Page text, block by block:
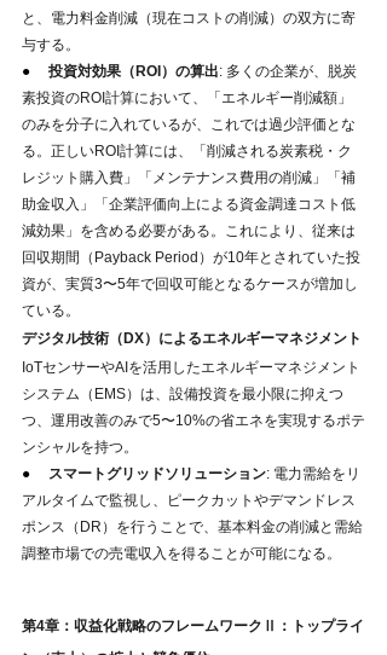
と、電力料金削減（現在コストの削減）の双方に寄
与する。
● 投資対効果（ROI）の算出: 多くの企業が、脱炭
素投資のROI計算において、「エネルギー削減額」
のみを分子に入れているが、これでは過少評価とな
る。正しいROI計算には、「削減される炭素税・ク
レジット購入費」「メンテナンス費用の削減」「補
助金収入」「企業評価向上による資金調達コスト低
減効果」を含める必要がある。これにより、従来は
回収期間（Payback Period）が10年とされていた投
資が、実質3〜5年で回収可能となるケースが増加し
ている。
デジタル技術（DX）によるエネルギーマネジメント
IoTセンサーやAIを活用したエネルギーマネジメント
システム（EMS）は、設備投資を最小限に抑えつ
つ、運用改善のみで5〜10%の省エネを実現するポテ
ンシャルを持つ。
●
スマートグリッドソリューション: 電力需給をリ
アルタイムで監視し、ピークカットやデマンドレス
ポンス（DR）を行うことで、基本料金の削減と需給
調整市場での売電収入を得ることが可能になる。
第4章：収益化戦略のフレームワークⅡ：トップライ